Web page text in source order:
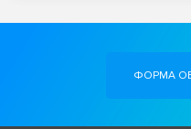
ФОРМА